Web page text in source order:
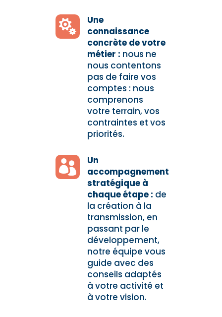

Une
connaissance
concrète de votre
métier : nous ne
nous contentons
pas de faire vos
comptes : nous
comprenons
votre terrain, vos
contraintes et vos
priorités.

Un
accompagnement
stratégique à
chaque étape : de
la création à la
transmission, en
passant par le
développement,
notre équipe vous
guide avec des
conseils adaptés
à votre activité et
à votre vision.